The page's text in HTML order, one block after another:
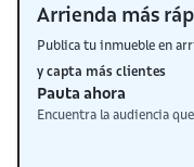
Arrienda más
Publica tu inmueble en
y capta más clientes
Pauta ahora
Encuentra la audiencia